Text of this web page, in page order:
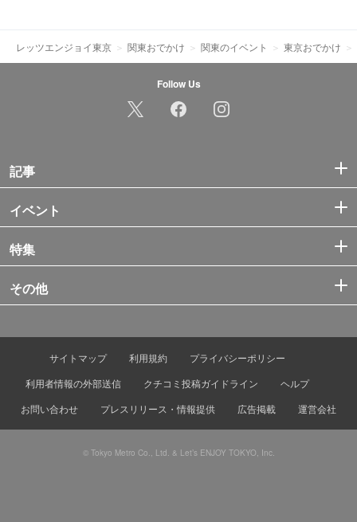
レッツエンジョイ東京 関東おでかけ 関東のイベント 東京おでかけ
Follow Us
記事
イベント
特集
その他
サイトマップ 利用規約
プライバシーポリシー
利用者情報の外部送信
クチコミ投稿ガイドライン
ヘルプ
お問い合わせ
プレスリリース・情報提供 広告掲載 運営会社
© Tokyo Metro Co., Ltd. & Let’s ENJOY TOKYO, Inc.